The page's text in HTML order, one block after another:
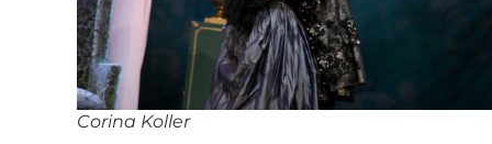
Corina Koller